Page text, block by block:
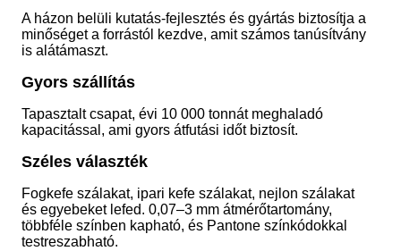
A házon belüli kutatás-fejlesztés és gyártás biztosítja a
minőséget a forrástól kezdve, amit számos tanúsítvány
is alátámaszt.
Gyors szállítás
Tapasztalt csapat, évi 10 000 tonnát meghaladó
kapacitással, ami gyors átfutási időt biztosít.
Széles választék
Fogkefe szálakat, ipari kefe szálakat, nejlon szálakat
és egyebeket lefed. 0,07–3 mm átmérőtartomány,
többféle színben kapható, és Pantone színkódokkal
testreszabható.